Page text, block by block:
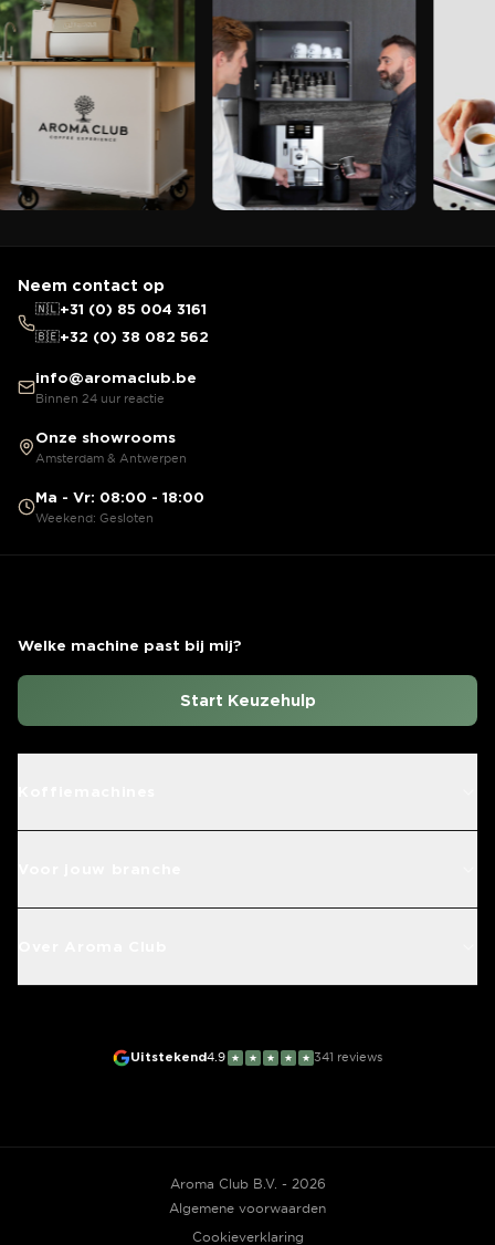
Neem contact op
🇳🇱+31 (0) 85 004 3161
🇧🇪+32 (0) 38 082 562
info@aromaclub.be
Binnen 24 uur reactie
Onze showrooms
Amsterdam & Antwerpen
Ma - Vr: 08:00 - 18:00
Weekend: Gesloten
Welke machine past bij mij?
Start Keuzehulp
Uitstekend4.9 ★ ★ ★ ★ ★ 341 reviews
Aroma Club B.V. - 2026
Algemene voorwaarden
Cookieverklaring